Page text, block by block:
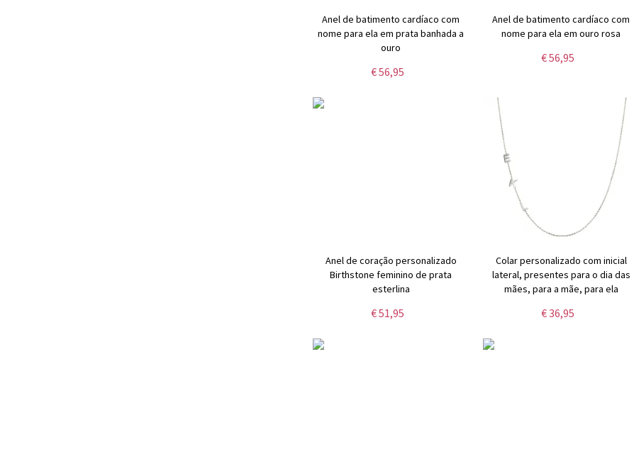
Anel de batimento cardíaco com
nome para ela em prata banhada a
ouro
€ 56,95
Anel de batimento cardíaco com
nome para ela em ouro rosa
€ 56,95
Anel de coração personalizado
Birthstone feminino de prata
esterlina
€ 51,95
Colar personalizado com inicial
lateral, presentes para o dia das
mães, para a mãe, para ela
€ 36,95